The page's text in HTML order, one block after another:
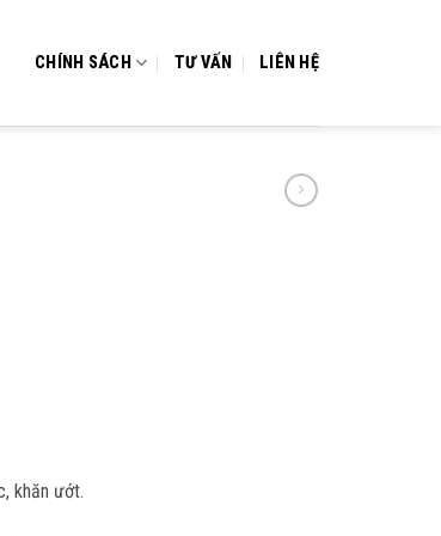
CHÍNH SÁCH TƯ VẤN LIÊN HỆ
khăn ướt.